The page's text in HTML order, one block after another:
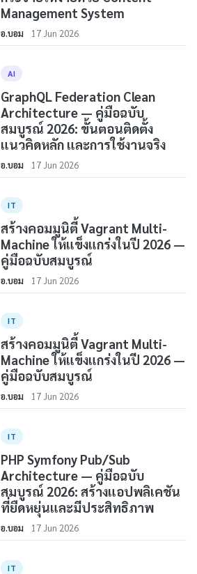
Management System
อ.บอม 17 Jun 2026
AI
GraphQL Federation Clean
Architecture — คู่มือฉบับ
สมบูรณ์ 2026: ขั้นตอนติดตั้ง
แนวคิดหลัก และการใช้งานจริง
อ.บอม 17 Jun 2026
IT
สร้างคอมมูนิตี้ Vagrant Multi-
Machine ให้แข็งแกร่งในปี 2026 —
คู่มือฉบับสมบูรณ์
อ.บอม 17 Jun 2026
IT
สร้างคอมมูนิตี้ Vagrant Multi-
Machine ให้แข็งแกร่งในปี 2026 —
คู่มือฉบับสมบูรณ์
อ.บอม 17 Jun 2026
IT
PHP Symfony Pub/Sub
Architecture — คู่มือฉบับ
สมบูรณ์ 2026: สร้างแอปพลิเคชัน
ที่ยืดหยุ่นและมีประสิทธิภาพ
อ.บอม 17 Jun 2026
IT